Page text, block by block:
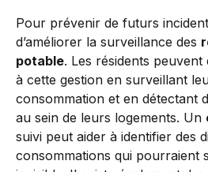
Pour prévenir de futurs
d’améliorer la surveillance des
potable. Les résidents
à cette gestion en surveillant
consommation et en détectant
au sein de leurs logements. Un
suivi peut aider à identifier des
consommations qui pourraient